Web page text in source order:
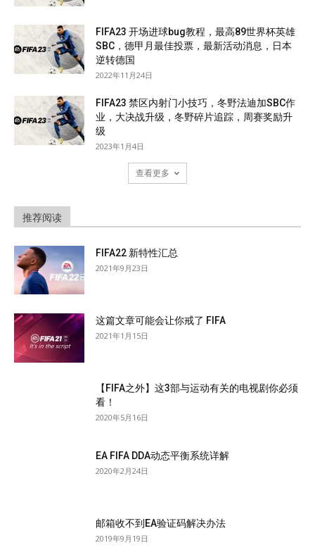
FIFA23 开场进球bug教程，最高89世界杯英雄
SBC，德甲月最佳投票，最新活动消息，日本
逆转德国
2022年11月24日
FIFA23 禁区内射门小技巧，冬野法迪加SBC作
业，大决战升级，冬野碎片追踪，周赛奖励升
级
2023年1月4日
查看更多
推荐阅读
FIFA22 新特性汇总
2021年9月23日
这篇文章可能会让你戒了 FIFA
2021年1月15日
【FIFA之外】这3部与运动有关的电视剧你必须
看！
2020年5月16日
EA FIFA DDA动态平衡系统详解
2020年2月24日
邮箱收不到EA验证码解决办法
2019年9月19日